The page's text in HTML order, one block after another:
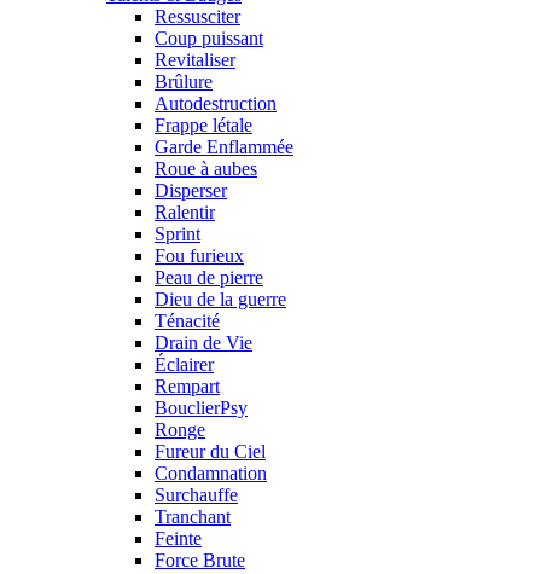
Ressusciter
Coup puissant
Revitaliser
Brûlure
Autodestruction
Frappe létale
Garde Enflammée
Roue à aubes
Disperser
Ralentir
Sprint
Fou furieux
Peau de pierre
Dieu de la guerre
Ténacité
Drain de Vie
Éclairer
Rempart
BouclierPsy
Ronge
Fureur du Ciel
Condamnation
Surchauffe
Tranchant
Feinte
Force Brute